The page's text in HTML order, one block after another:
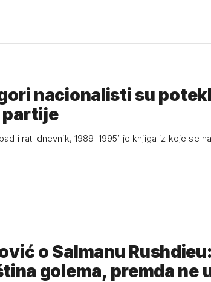
nacionalisti su
partije
i rat: dnevnik, 1989-1995’ je knjiga iz koje se
o Salmanu Rushdieu:
golema, premda ne